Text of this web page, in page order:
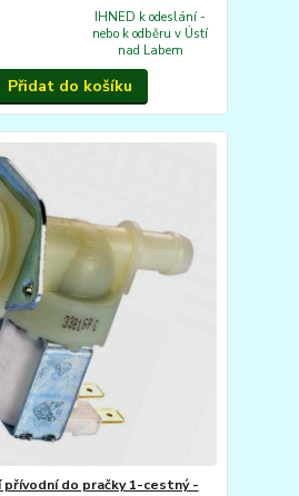
IHNED k odeslání -
nebo k odběru v Ústí
nad Labem
Přidat do košíku
do pračky 1-cestný -